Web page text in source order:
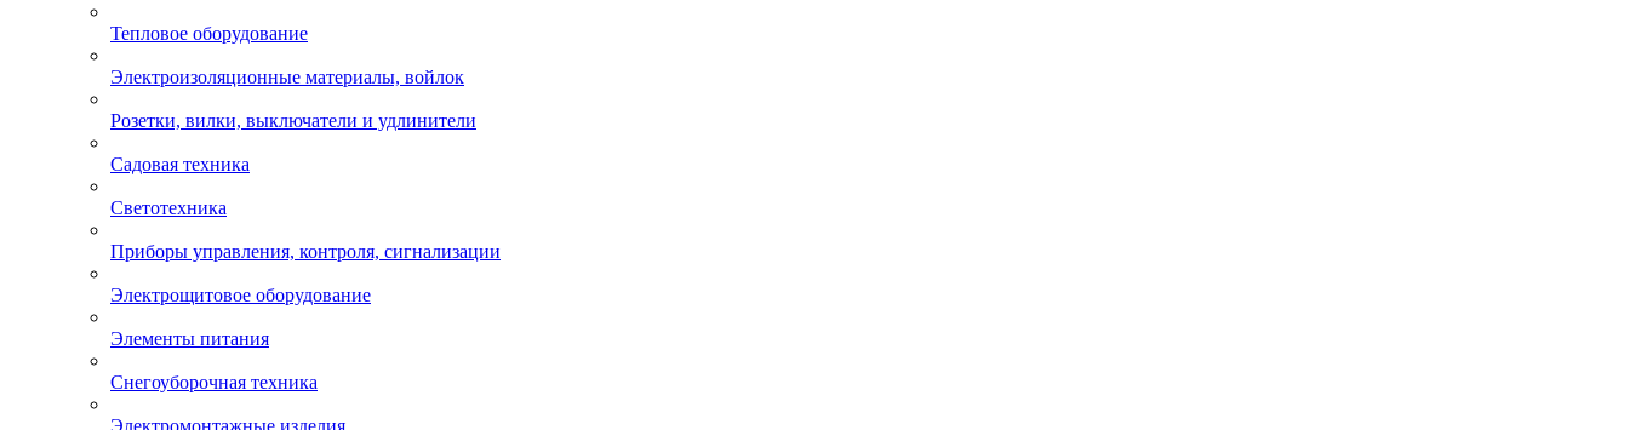
Тепловое оборудование
Электроизоляционные материалы, войлок
Розетки, вилки, выключатели и удлинители
Садовая техника
Светотехника
Приборы управления, контроля, сигнализации
Электрощитовое оборудование
Элементы питания
Снегоуборочная техника
Электромонтажные изделия